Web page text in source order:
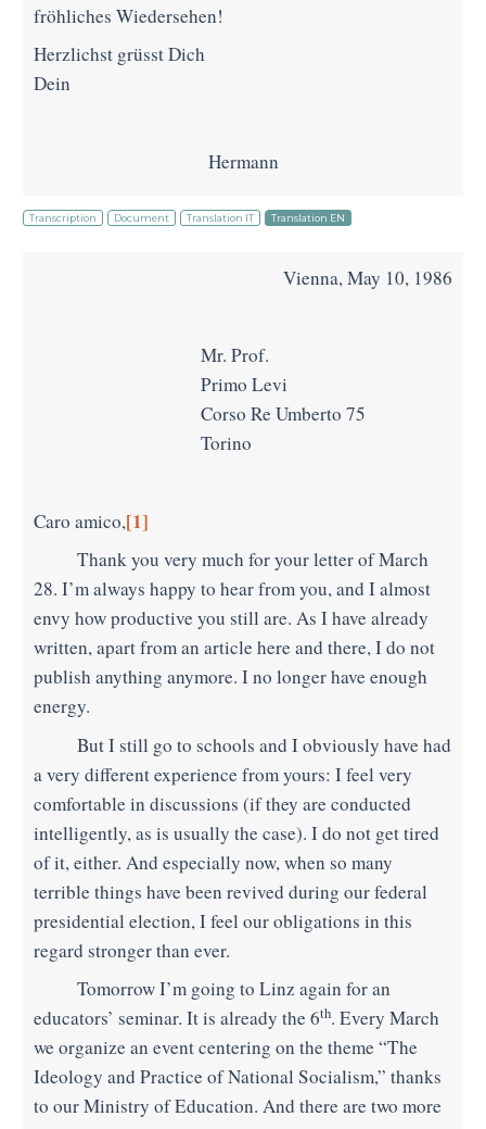
fröhliches Wiedersehen!
Herzlichst grüsst Dich
Dein
Hermann
Transcription Document Translation IT Translation EN
Vienna, May 10, 1986
Mr. Prof.
Primo Levi
Corso Re Umberto 75
Torino
Caro amico,[1]
Thank you very much for your letter of March
28. I’m always happy to hear from you, and I almost
envy how productive you still are. As I have already
written, apart from an article here and there, I do not
publish anything anymore. I no longer have enough
energy.
But I still go to schools and I obviously have had
a very different experience from yours: I feel very
comfortable in discussions (if they are conducted
intelligently, as is usually the case). I do not get tired
of it, either. And especially now, when so many
terrible things have been revived during our federal
presidential election, I feel our obligations in this
regard stronger than ever.
Tomorrow I’m going to Linz again for an
educators’ seminar. It is already the 6th. Every March
we organize an event centering on the theme “The
Ideology and Practice of National Socialism,” thanks
to our Ministry of Education. And there are two more